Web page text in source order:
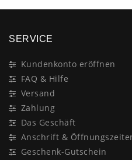
SERVICE
Kundenkonto eröffnen
FAQ & Hilfe
Versand
Zahlung
Das Geschäft
Anschrift &
Geschenk-Gutschein